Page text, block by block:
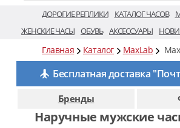
ДОРОГИЕ РЕПЛИКИ КАТАЛОГ ЧАСОВ
ЖЕНСКИЕ ЧАСЫ ОБУВЬ АКСЕССУАРЫ
Главная Каталог MaxLab
Бесплатная доставка
Бренды
Наручные мужские